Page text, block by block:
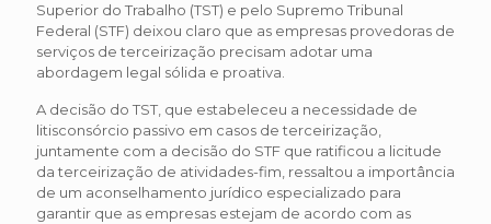
Superior do Trabalho (TST) e pelo Supremo Tribunal
Federal (STF) deixou claro que as empresas provedoras de
serviços de terceirização precisam adotar uma
abordagem legal sólida e proativa.
A decisão do TST, que estabeleceu a necessidade de
litisconsórcio passivo em casos de terceirização,
juntamente com a decisão do STF que ratificou a licitude
da terceirização de atividades-fim, ressaltou a importância
de um aconselhamento jurídico especializado para
garantir que as empresas estejam de acordo com as